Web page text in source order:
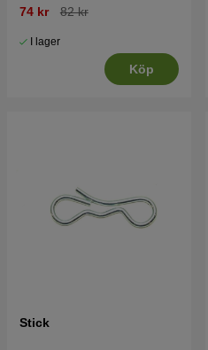
74 kr 82 kr
I lager
Köp
Stick